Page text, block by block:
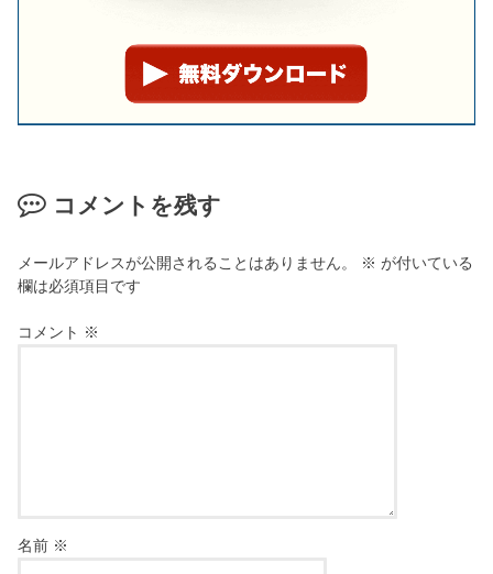
コメントを残す
メールアドレスが公開されることはありません。 ※ が付いている
欄は必須項目です
コメント ※
名前 ※